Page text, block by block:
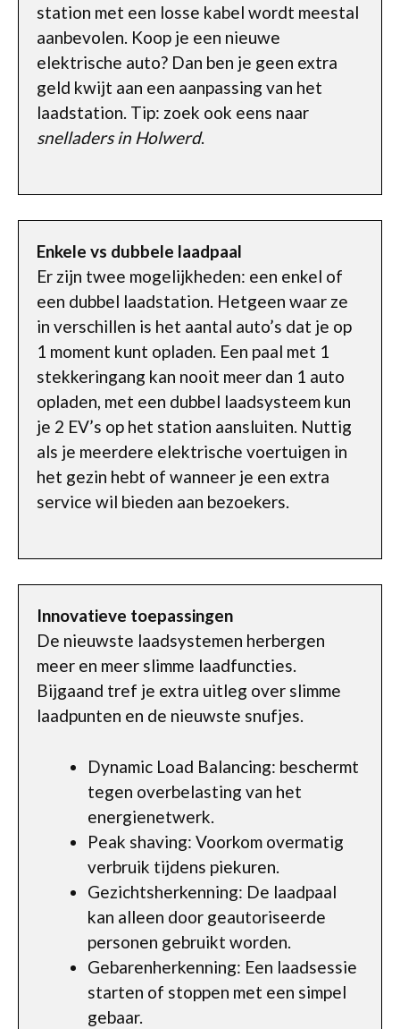
station met een losse kabel wordt meestal
aanbevolen. Koop je een nieuwe
elektrische auto? Dan ben je geen extra
geld kwijt aan een aanpassing van het
laadstation. Tip: zoek ook eens naar
snelladers in Holwerd.
Enkele vs dubbele laadpaal
Er zijn twee mogelijkheden: een enkel of
een dubbel laadstation. Hetgeen waar ze
in verschillen is het aantal auto’s dat je op
1 moment kunt opladen. Een paal met 1
stekkeringang kan nooit meer dan 1 auto
opladen, met een dubbel laadsysteem kun
je 2 EV’s op het station aansluiten. Nuttig
als je meerdere elektrische voertuigen in
het gezin hebt of wanneer je een extra
service wil bieden aan bezoekers.
Innovatieve toepassingen
De nieuwste laadsystemen herbergen
meer en meer slimme laadfuncties.
Bijgaand tref je extra uitleg over slimme
laadpunten en de nieuwste snufjes.
Dynamic Load Balancing: beschermt
tegen overbelasting van het
energienetwerk.
Peak shaving: Voorkom overmatig
verbruik tijdens piekuren.
Gezichtsherkenning: De laadpaal
kan alleen door geautoriseerde
personen gebruikt worden.
Gebarenherkenning: Een laadsessie
starten of stoppen met een simpel
gebaar.